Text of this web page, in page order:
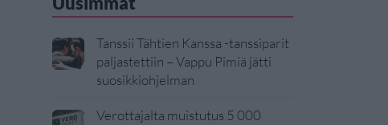
Tanssii Tähtien Kanssa -tanssiparit
paljastettiin – Vappu Pimiä jätti
suosikkiohjelman
Verottajalta muistutus 5 000